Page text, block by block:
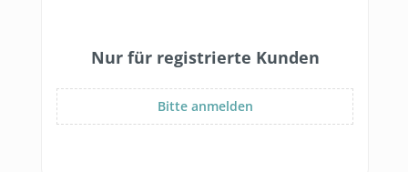
Nur für registrierte Kunden
Bitte anmelden